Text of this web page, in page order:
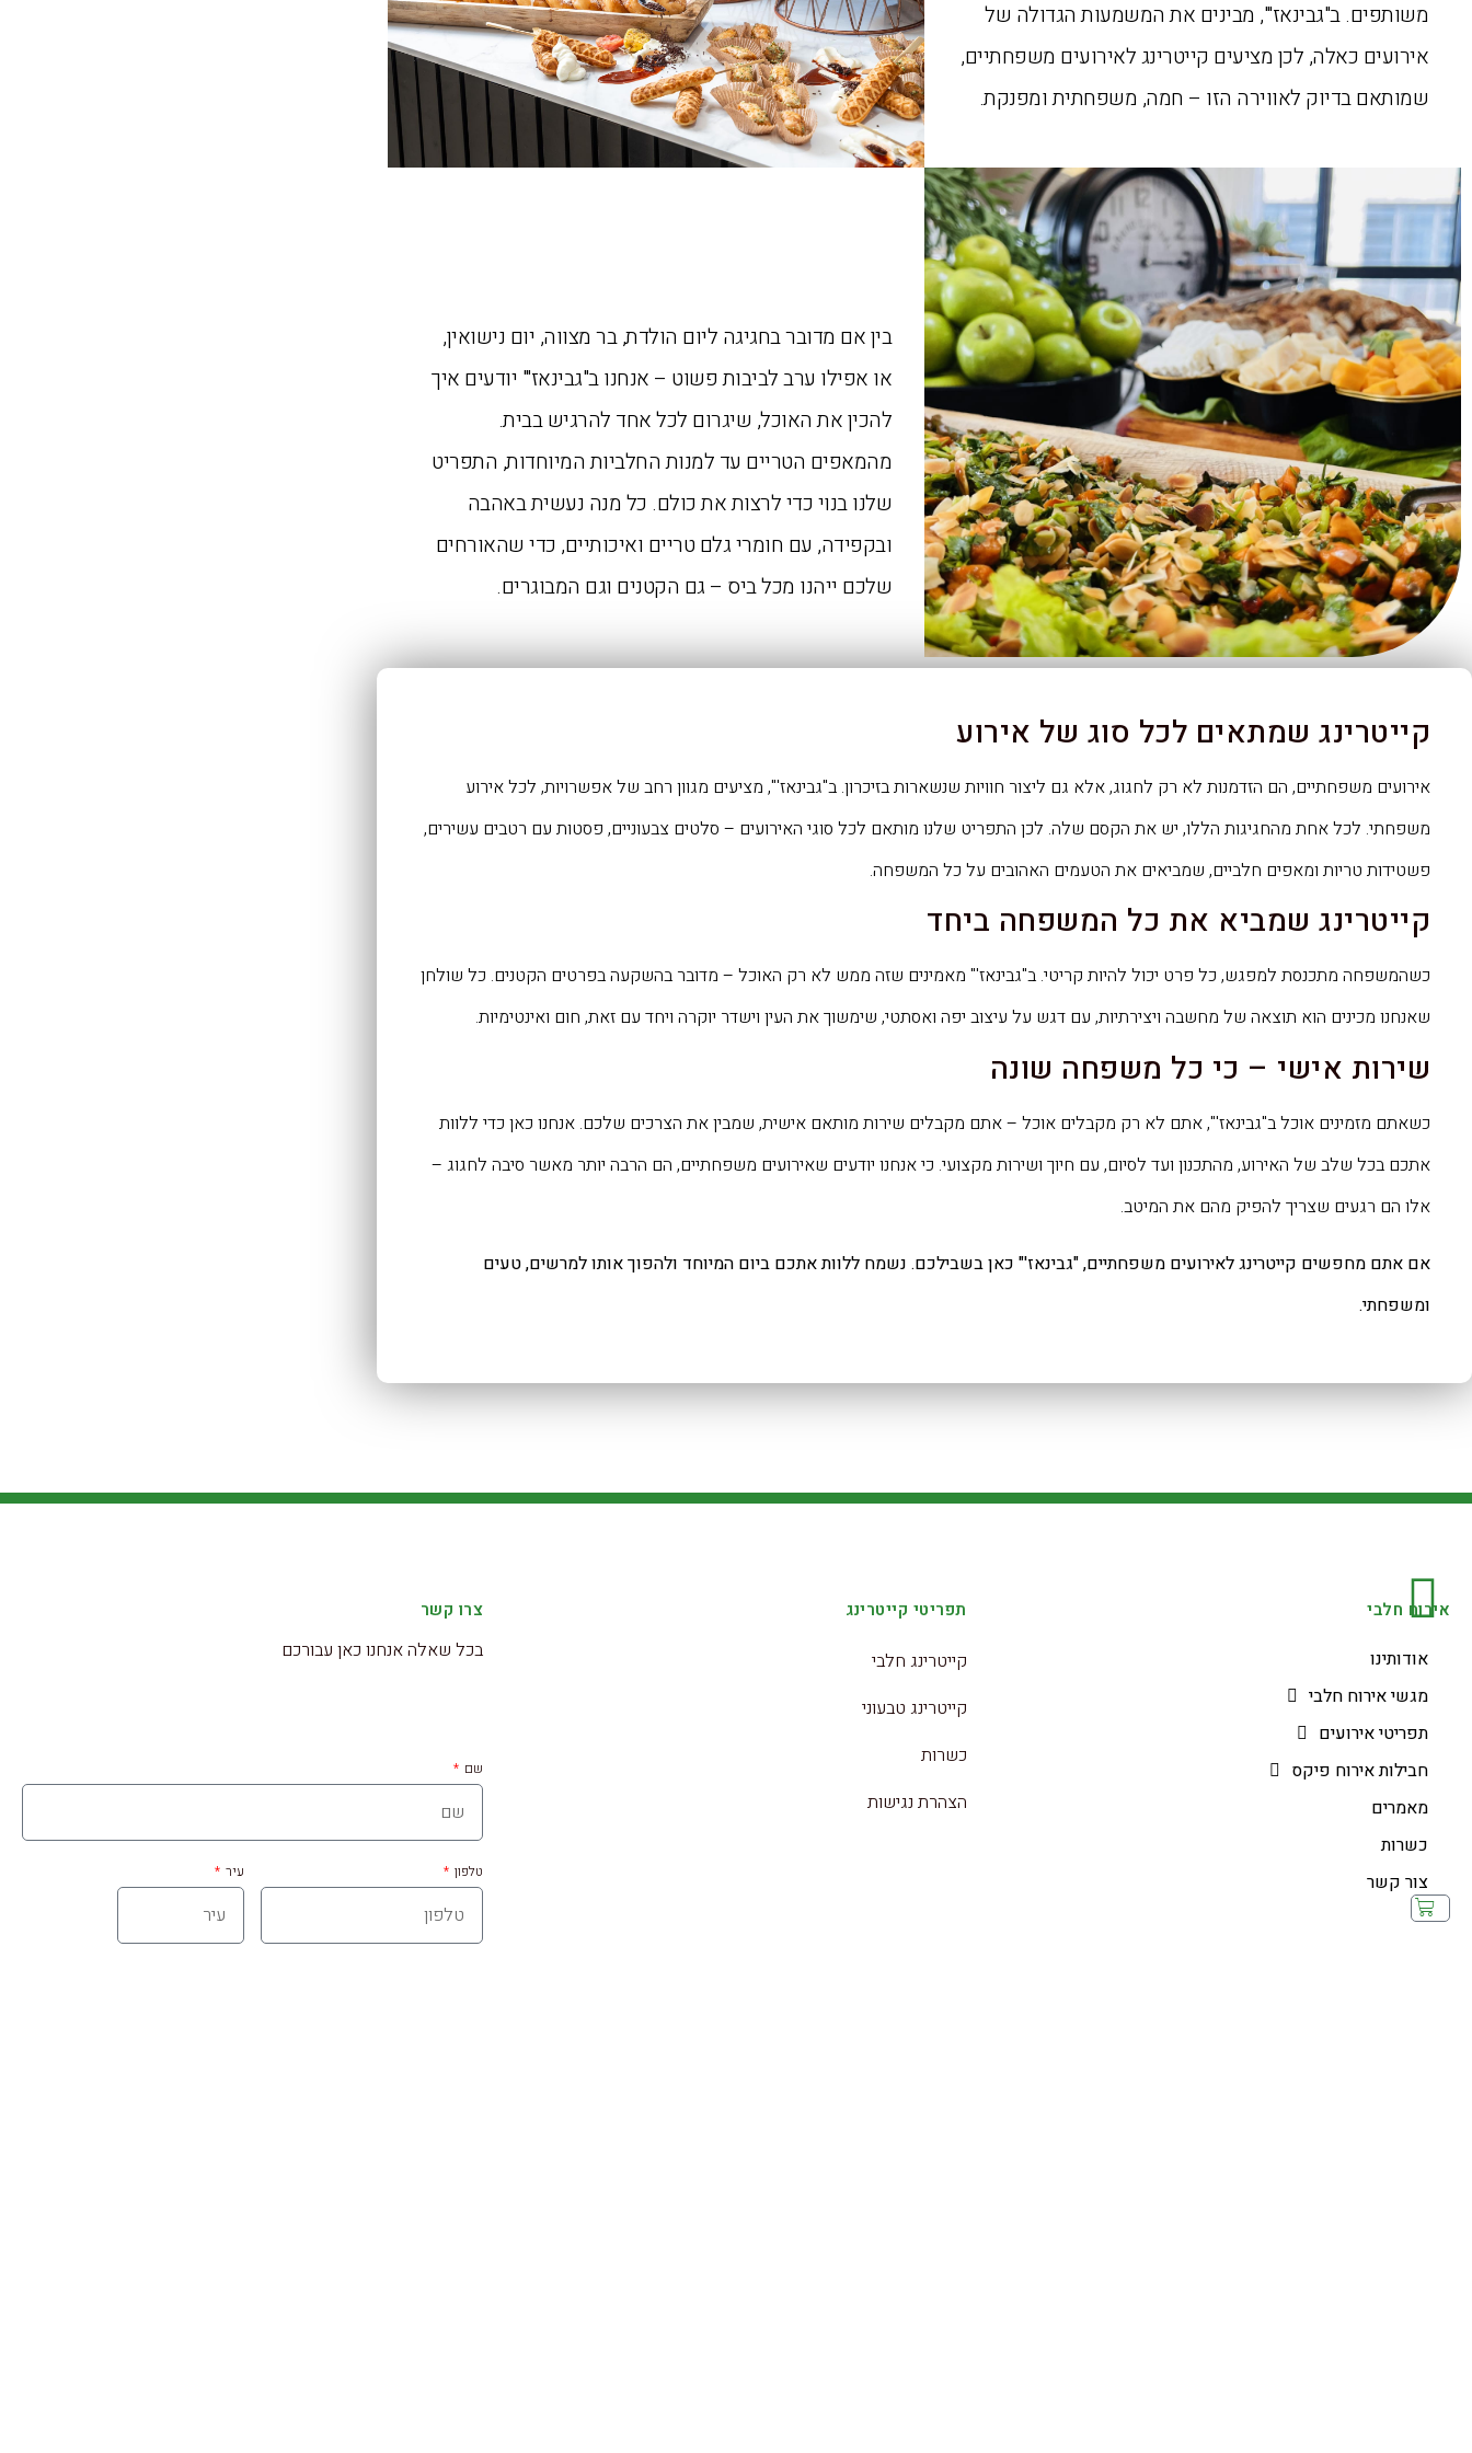
משותפים. ב"גבינאז'", מבינים את המשמעות הגדולה של
אירועים כאלה, לכן מציעים קייטרינג לאירועים משפחתיים,
שמותאם בדיוק לאווירה הזו – חמה, משפחתית ומפנקת.
בין אם מדובר בחגיגה ליום הולדת, בר מצווה, יום נישואין,
או אפילו ערב לביבות פשוט – אנחנו ב"גבינאז'" יודעים איך
להכין את האוכל, שיגרום לכל אחד להרגיש בבית.
מהמאפים הטריים עד למנות החלביות המיוחדות, התפריט
שלנו בנוי כדי לרצות את כולם. כל מנה נעשית באהבה
ובקפידה, עם חומרי גלם טריים ואיכותיים, כדי שהאורחים
שלכם ייהנו מכל ביס – גם הקטנים וגם המבוגרים.
קייטרינג שמתאים לכל סוג של אירוע
אירועים משפחתיים, הם הזדמנות לא רק לחגוג, אלא גם ליצור חוויות שנשארות בזיכרון. ב"גבינאז'", מציעים מגוון רחב של אפשרויות, לכל אירוע
משפחתי. לכל אחת מהחגיגות הללו, יש את הקסם שלה. לכן התפריט שלנו מותאם לכל סוגי האירועים – סלטים צבעוניים, פסטות עם רטבים עשירים,
פשטידות טריות ומאפים חלביים, שמביאים את הטעמים האהובים על כל המשפחה.
קייטרינג שמביא את כל המשפחה ביחד
כשהמשפחה מתכנסת למפגש, כל פרט יכול להיות קריטי. ב"גבינאז'" מאמינים שזה ממש לא רק האוכל – מדובר בהשקעה בפרטים הקטנים. כל שולחן
שאנחנו מכינים הוא תוצאה של מחשבה ויצירתיות, עם דגש על עיצוב יפה ואסתטי, שימשוך את העין וישדר יוקרה ויחד עם זאת, חום ואינטימיות.
שירות אישי – כי כל משפחה שונה
כשאתם מזמינים אוכל ב"גבינאז'", אתם לא רק מקבלים אוכל – אתם מקבלים שירות מותאם אישית, שמבין את הצרכים שלכם. אנחנו כאן כדי ללוות
אתכם בכל שלב של האירוע, מהתכנון ועד לסיום, עם חיוך ושירות מקצועי. כי אנחנו יודעים שאירועים משפחתיים, הם הרבה יותר מאשר סיבה לחגוג –
אלו הם רגעים שצריך להפיק מהם את המיטב.
אם אתם מחפשים קייטרינג לאירועים משפחתיים, "גבינאז'" כאן בשבילכם. נשמח ללוות אתכם ביום המיוחד ולהפוך אותו למרשים, טעים
ומשפחתי.
אירוח חלבי
אודותינו
מגשי אירוח חלבי
תפריטי אירועים
חבילות אירוח פיקס
מאמרים
כשרות
צור קשר
תפריטי קייטרינג
קייטרינג חלבי
קייטרינג טבעוני
כשרות
הצהרת נגישות
צרו קשר
בכל שאלה אנחנו כאן עבורכם
שם
טלפון עיר